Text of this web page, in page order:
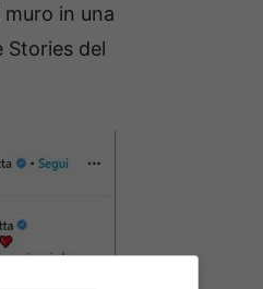
in una
Stories del